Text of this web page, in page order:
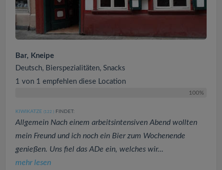
Bar, Kneipe
Deutsch, Bierspezialitäten, Snacks
1 von 1 empfehlen diese Location
100%
KIWIKATZE (122 ) FINDET:
Allgemein Nach einem arbeitsintensiven Abend wollten
mein Freund und ich noch ein Bier zum Wochenende
genießen. Uns fiel das ADe ein, welches wir...
mehr lesen